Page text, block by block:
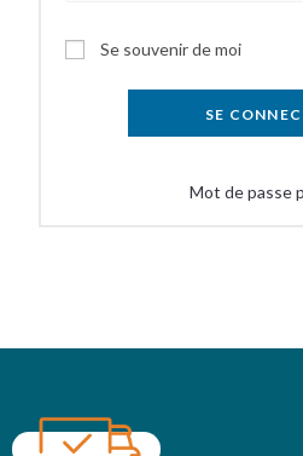
Se souvenir de moi
SE
Mot de passe